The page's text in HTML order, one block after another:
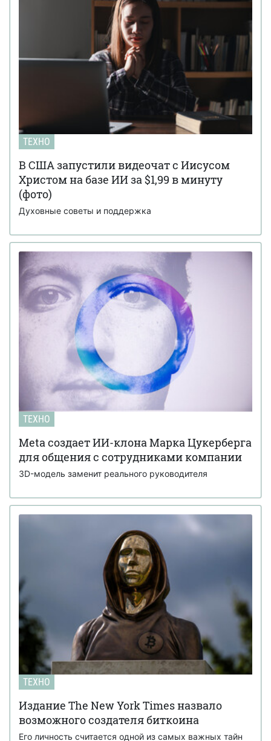
ТЕХНО
В США запустили видеочат с Иисусом
Христом на базе ИИ за $1,99 в минуту
(фото)
Духовные советы и поддержка
ТЕХНО
Meta создает ИИ-клона Марка Цукерберга
для общения с сотрудниками компании
3D-модель заменит реального руководителя
ТЕХНО
Издание The New York Times назвало
возможного создателя биткоина
Его личность считается одной из самых важных тайн